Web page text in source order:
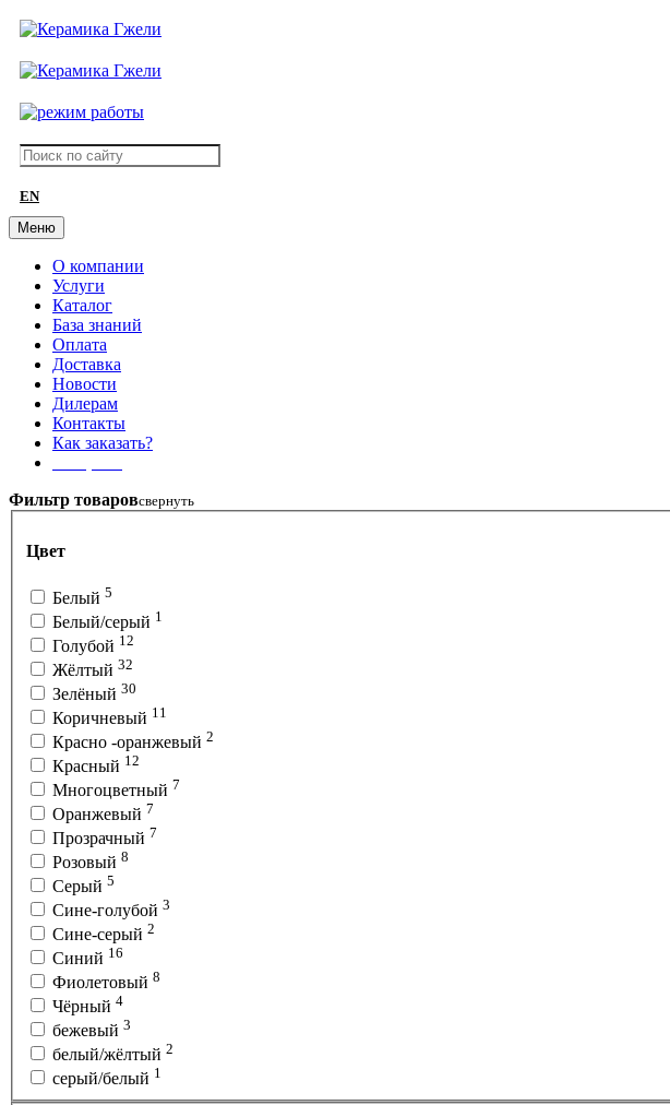
EN
Меню
О компании
Услуги
Каталог
База знаний
Оплата
Доставка
Новости
Дилерам
Контакты
Как заказать?
Фильтр товаровсвернуть
Цвет
Белый 5
Белый/серый 1
Голубой 12
Жёлтый 32
Зелёный 30
Коричневый 11
Красно -оранжевый 2
Красный 12
Многоцветный 7
Оранжевый 7
Прозрачный 7
Розовый 8
Серый 5
Сине-голубой 3
Сине-серый 2
Синий 16
Фиолетовый 8
Чёрный 4
бежевый 3
белый/жёлтый 2
серый/белый 1